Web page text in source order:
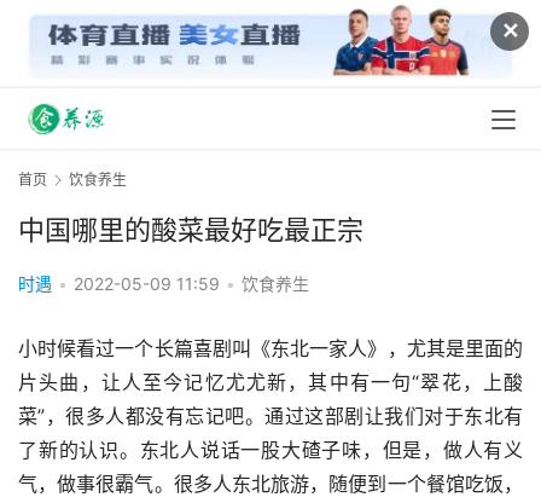
✕
首页 饮食养生
中国哪里的酸菜最好吃最正宗
时遇 • 2022-05-09 11:59 • 饮食养生
小时候看过一个长篇喜剧叫《东北一家人》，尤其是里面的
片头曲，让人至今记忆尤尤新，其中有一句“翠花，上酸
菜”，很多人都没有忘记吧。通过这部剧让我们对于东北有
了新的认识。东北人说话一股大碴子味，但是，做人有义
气，做事很霸气。很多人东北旅游，随便到一个餐馆吃饭，